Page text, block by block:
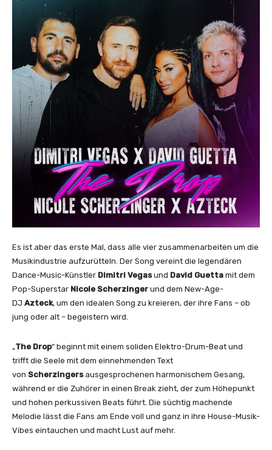
Es ist aber das erste Mal, dass alle vier zusammenarbeiten um die
Musikindustrie aufzurütteln. Der Song vereint die legendären
Dance-Music-Künstler Dimitri Vegasund David Guetta mit dem
Pop-Superstar Nicole Scherzinger und dem New-Age-
DJ Azteck, um den idealen Song zu kreieren, der ihre Fans – ob
jung oder alt – begeistern wird.
„The Drop“ beginnt mit einem soliden Elektro-Drum-Beat und
trifft die Seele mit dem einnehmenden Text
von Scherzingersausgesprochenen harmonischem Gesang,
während er die Zuhörer in einen Break zieht, der zum Höhepunkt
und hohen perkussiven Beats führt. Die süchtig machende
Melodie lässt die Fans am Ende voll und ganz in ihre House-Musik-
Vibes eintauchen und macht Lust auf mehr.